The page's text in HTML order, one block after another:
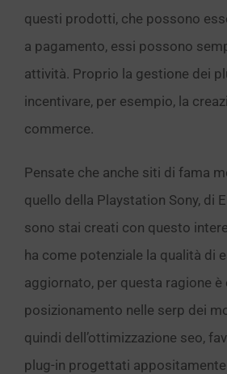
questi prodotti, che possono
a pagamento, essi possono
attività. Proprio la gestione dei
incentivare, per esempio, la
commerce.
Pensate che anche siti di fama
quello della Playstation Sony, di
sono stai creati con questo
ha come potenziale la qualità di
aggiornato, per questa ragione
posizionamento nelle serp dei
quindi dell’ottimizzazione seo,
plug-in progettati